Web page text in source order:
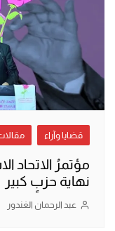
قضايا وآراء
مؤتمرُ الاتحاد
نهاية حزبٍ كبير
عبد الرحمان الغندور